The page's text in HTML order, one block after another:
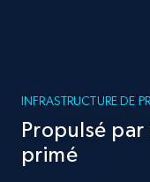
INFRASTRUCTURE DE
Propulsé par
primé